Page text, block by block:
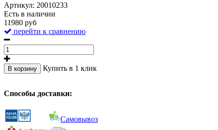
Артикул: 20010233
Есть в наличии
11980 руб
перейти к сравнению
В корзину Купить в 1 клик
Способы доставки:
Самовывоз